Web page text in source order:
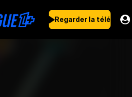
Regarder la télé